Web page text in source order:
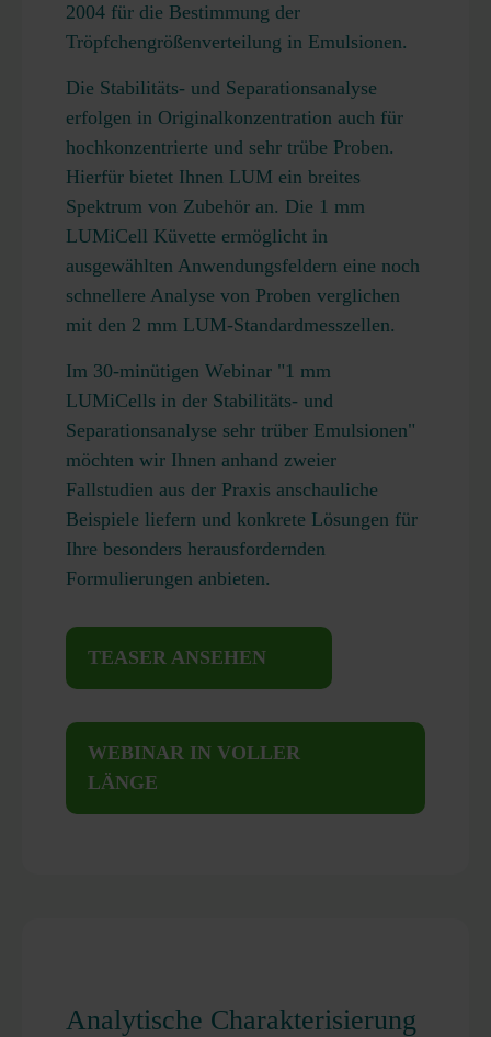
2004 für die Bestimmung der
Tröpfchengrößenverteilung in Emulsionen.
Die Stabilitäts- und Separationsanalyse
erfolgen in Originalkonzentration auch für
hochkonzentrierte und sehr trübe Proben.
Hierfür bietet Ihnen LUM ein breites
Spektrum von Zubehör an. Die 1 mm
LUMiCell Küvette ermöglicht in
ausgewählten Anwendungsfeldern eine noch
schnellere Analyse von Proben verglichen
mit den 2 mm LUM-Standardmesszellen.
Im 30-minütigen Webinar "1 mm
LUMiCells in der Stabilitäts- und
Separationsanalyse sehr trüber Emulsionen"
möchten wir Ihnen anhand zweier
Fallstudien aus der Praxis anschauliche
Beispiele liefern und konkrete Lösungen für
Ihre besonders herausfordernden
Formulierungen anbieten.
TEASER ANSEHEN
WEBINAR IN VOLLER
LÄNGE
Analytische Charakterisierung